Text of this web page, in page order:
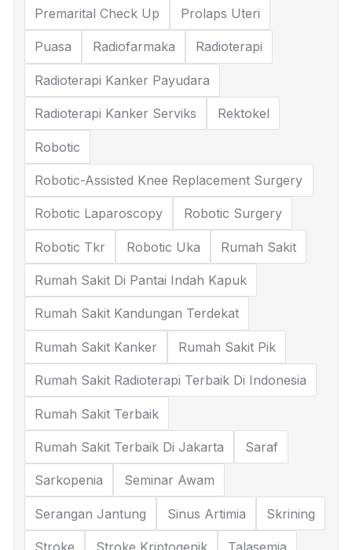
Premarital Check Up Prolaps Uteri
Puasa Radiofarmaka Radioterapi
Radioterapi Kanker Payudara
Radioterapi Kanker Serviks Rektokel
Robotic
Robotic-Assisted Knee Replacement Surgery
Robotic Laparoscopy Robotic Surgery
Robotic Tkr Robotic Uka Rumah Sakit
Rumah Sakit Di Pantai Indah Kapuk
Rumah Sakit Kandungan Terdekat
Rumah Sakit Kanker Rumah Sakit Pik
Rumah Sakit Radioterapi Terbaik Di Indonesia
Rumah Sakit Terbaik
Rumah Sakit Terbaik Di Jakarta Saraf
Sarkopenia Seminar Awam
Serangan Jantung Sinus Artimia Skrining